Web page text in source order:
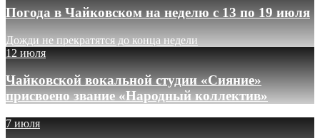
Погода в Чайковском на неделю с 13 по 19 июля
Дожди не прекратятся до конца недели
12 июля
Чайковской вокальной студии «Сияние»
присвоено звание «Народный коллектив»
7 июля